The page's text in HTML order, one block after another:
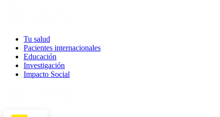
Tu salud
Pacientes internacionales
Educación
Investigación
Impacto Social